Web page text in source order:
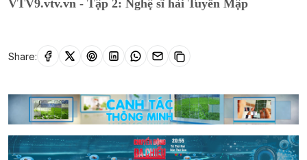
VTV9.vtv.vn - Tập 2: Nghệ sĩ hài Tuyền Mập
Share: